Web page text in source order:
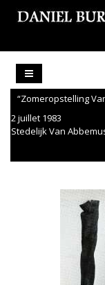
“Zomeropstelling
2 juillet 1983
Stedelijk Van